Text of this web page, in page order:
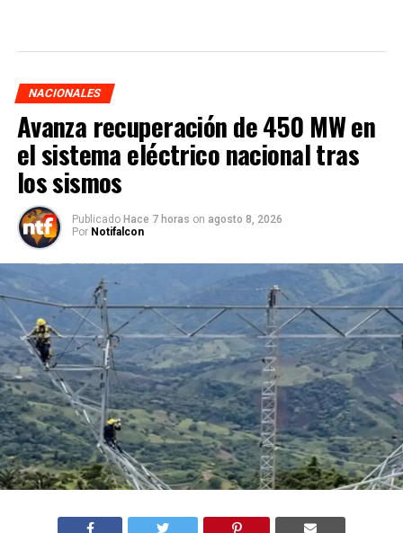
NACIONALES
Avanza recuperación de 450 MW en
el sistema eléctrico nacional tras
los sismos
Publicado Hace 7 horas on agosto 8, 2026
Por Notifalcon